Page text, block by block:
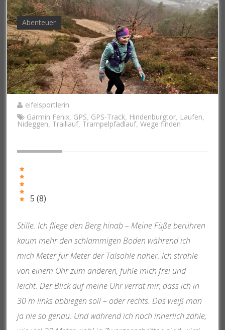
Abenteuer
eifelsportlerin
Garmin Fenix GPS GPS-Track Hindenburgtor Laufen
Nideggen Traillauf Trampelpfadlauf ,Wege finden
5 (8)
Stille. Ich fliege den Berg hinab – Meine Füße berühren
kaum mehr den schlammigen Boden während ich
mich Meter für Meter der Talsohle näher. Ich strahle
von einem Ohr zum anderen, fühle mich frei und
leicht. Der Blick auf meine Uhr verrät mir, dass ich in
30 m links abbiegen soll – oder rechts. Das weiß man
ja nie so genau. Und während ich noch innerlich zähle,